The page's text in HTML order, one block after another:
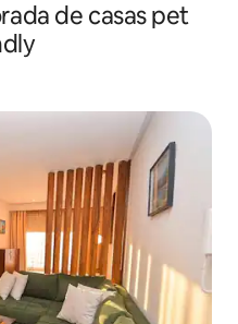
de casas pet